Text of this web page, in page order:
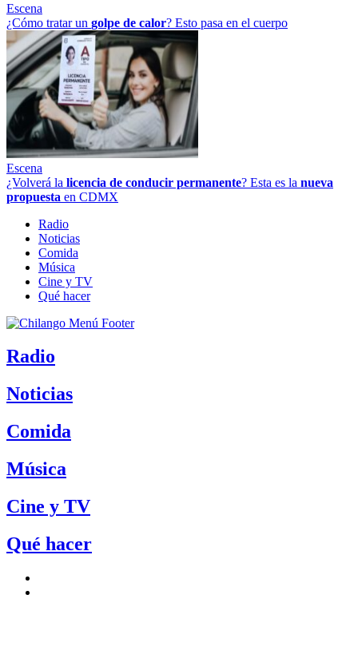
Escena
¿Cómo tratar un golpe de calor? Esto pasa en el cuerpo
Escena
¿Volverá la licencia de conducir permanente? Esta es la nueva
propuesta en CDMX
Radio
Noticias
Comida
Música
Cine y TV
Qué hacer
Radio
Noticias
Comida
Música
Cine y TV
Qué hacer